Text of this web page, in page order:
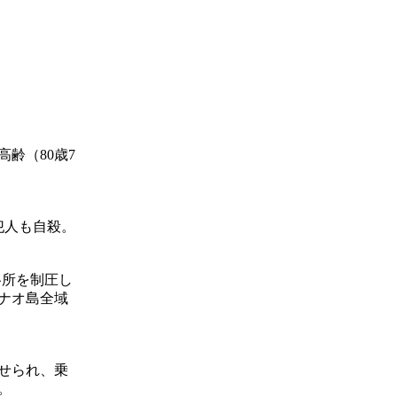
齢（80歳7
も自殺。
を制圧し
オ島全域
られ、乗